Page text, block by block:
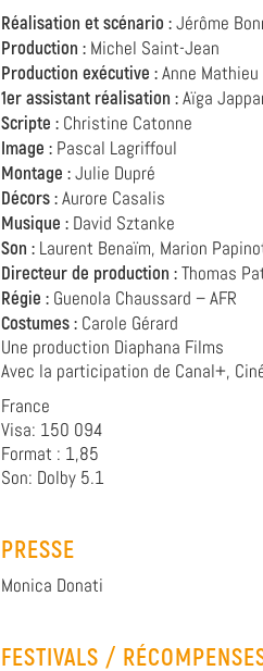
Réalisation et scénario : Jérôme
Production : Michel Saint-Jean
Production exécutive : Anne Mathieu
1er assistant réalisation : Aïga
Scripte : Christine Catonne
Image : Pascal Lagriffoul
Montage : Julie Dupré
Décors : Aurore Casalis
Musique : David Sztanke
Son : Laurent Benaïm, Marion
Directeur de production : Thomas
Régie : Guenola Chaussard – AFR
Costumes : Carole Gérard
Une production Diaphana Films
Avec la participation de Canal+,
France
Visa: 150 094
Format : 1,85
Son: Dolby 5.1
PRESSE
Monica Donati
FESTIVALS /